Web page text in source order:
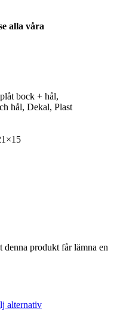
alla våra
bock + hål,
hål, Dekal, Plast
denna produkt får lämna en
alternativDen